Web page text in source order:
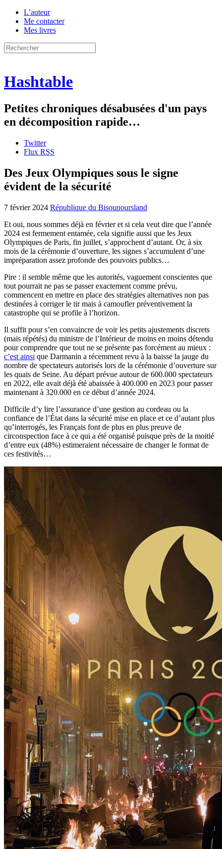
L’auteur
Me contacter
Mes livres
Hashtable
Petites chroniques désabusées d'un pays
en décomposition rapide…
Twitter
Flux RSS
Des Jeux Olympiques sous le signe
évident de la sécurité
7 février 2024 République du Bisounoursland
Et oui, nous sommes déjà en février et si cela veut dire que l’année
2024 est fermement entamée, cela signifie aussi que les Jeux
Olympiques de Paris, fin juillet, s’approchent d’autant. Or, à six
mois de la cérémonie d’ouverture, les signes s’accumulent d’une
impréparation assez profonde des pouvoirs publics…
Pire : il semble même que les autorités, vaguement conscientes que
tout pourrait ne pas se passer exactement comme prévu,
commencent en mettre en place des stratégies alternatives non pas
destinées à corriger le tir mais à camoufler préventivement la
catastrophe qui se profile à l’horizon.
Il suffit pour s’en convaincre de voir les petits ajustements discrets
(mais répétés) du ministre de l’Intérieur de moins en moins détendu
pour comprendre que tout ne se présente pas forcément au mieux :
c’est ainsi que Darmanin a récemment revu à la baisse la jauge du
nombre de spectateurs autorisés lors de la cérémonie d’ouverture sur
les quais de Seine. Au départ prévue autour de 600.000 spectateurs
en 2022, elle avait déjà été abaissée à 400.000 en 2023 pour passer
maintenant à 320.000 en ce début d’année 2024.
Difficile d’y lire l’assurance d’une gestion au cordeau ou la
confiance de l’État dans la sécurité mise en place et ce d’autant plus
qu’interrogés, les Français font de plus en plus preuve de
circonspection face à ce qui a été organisé puisque près de la moitié
d’entre eux (48%) estimeraient nécessaire de changer le format de
ces festivités…